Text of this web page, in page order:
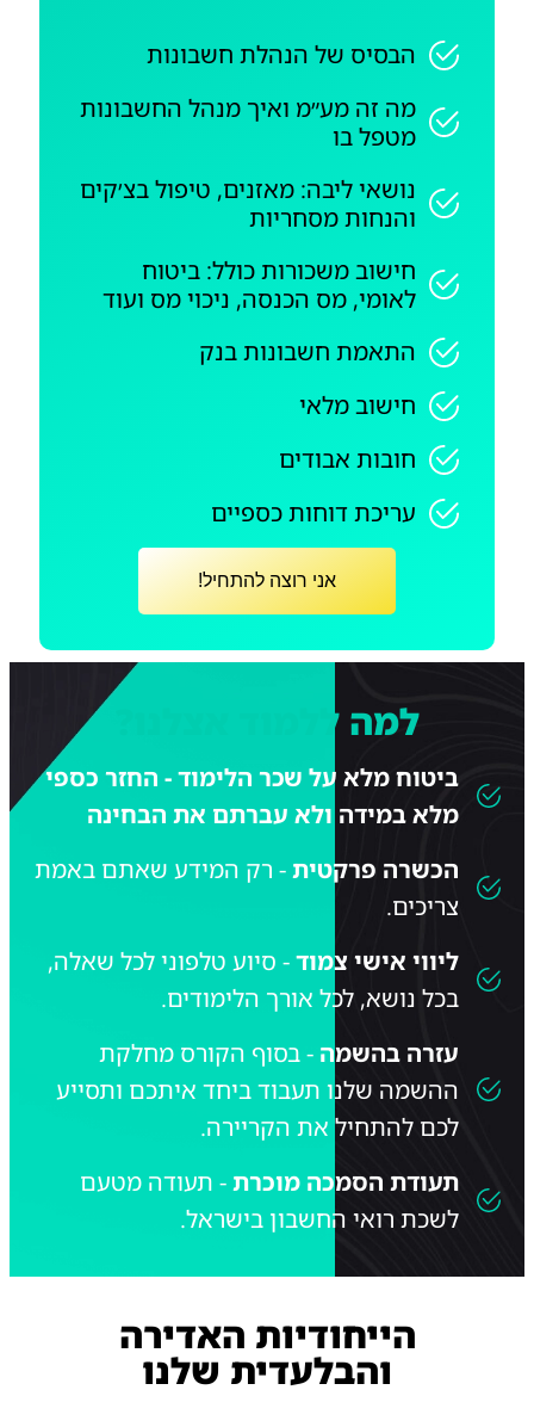
הבסיס של הנהלת חשבונות
מה זה מע״מ ואיך מנהל החשבונות
מטפל בו
נושאי ליבה: מאזנים, טיפול בצ׳קים
והנחות מסחריות
חישוב משכורות כולל: ביטוח
לאומי, מס הכנסה, ניכוי מס ועוד
התאמת חשבונות בנק
חישוב מלאי
חובות אבודים
עריכת דוחות כספיים
אני רוצה להתחיל!
למה ללמוד אצלנו?
ביטוח מלא על שכר הלימוד - החזר כספי
מלא במידה ולא עברתם את הבחינה
הכשרה פרקטית- רק המידע שאתם באמת
צריכים.
ליווי אישי צמוד- סיוע טלפוני לכל שאלה,
בכל נושא, לכל אורך הלימודים.
עזרה בהשמה - בסוף הקורס מחלקת
ההשמה שלנו תעבוד ביחד איתכם ותסייע
לכם להתחיל את הקריירה.
תעודת הסמכה מוכרת- תעודה מטעם
לשכת רואי החשבון בישראל.
הייחודיות האדירה
והבלעדית שלנו